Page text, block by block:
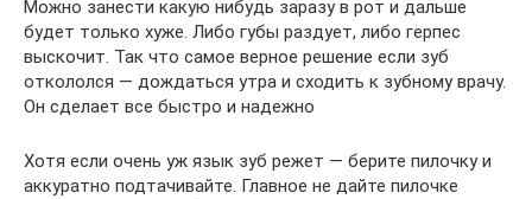
Можно занести какую нибудь заразу в рот и дальше
будет только хуже. Либо губы раздует, либо герпес
выскочит. Так что самое верное решение если зуб
откололся — дождаться утра и сходить к зубному врачу.
Он сделает все быстро и надежно
Хотя если очень уж язык зуб режет — берите пилочку и
аккуратно подтачивайте. Главное не дайте пилочке